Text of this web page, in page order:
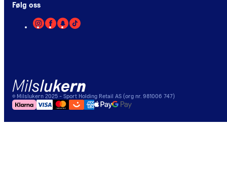
Følg oss
© Milslukern 2025 - Sport Holding Retail AS (org nr. 981006 747)